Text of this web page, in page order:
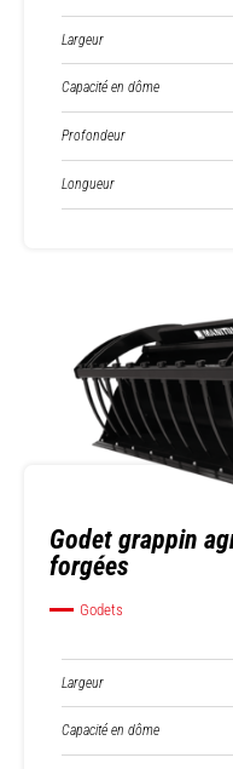
Largeur
Capacité en dôme
Profondeur
Longueur
Godet grappin
forgées
Godets
Largeur
Capacité en dôme